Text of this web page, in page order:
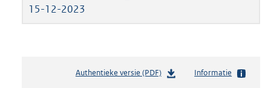
15-12-2023
Authentieke versie (PDF)b
Informatie